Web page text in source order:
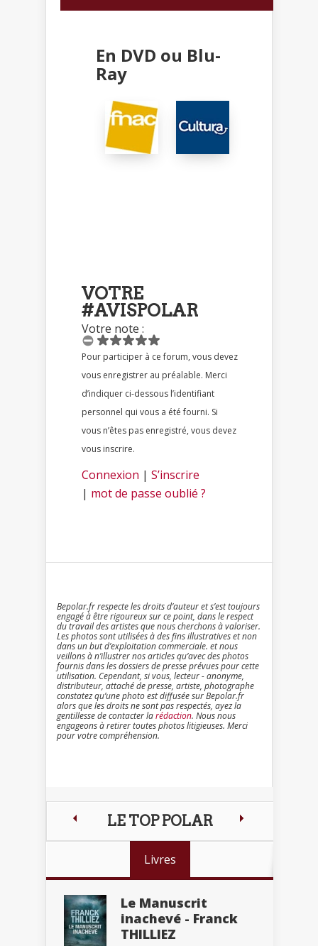
En DVD ou Blu-
Ray
VOTRE
#AVISPOLAR
Votre note :
Pour participer à ce forum, vous devez
vous enregistrer au préalable. Merci
d’indiquer ci-dessous l’identifiant
personnel qui vous a été fourni. Si
vous n’êtes pas enregistré, vous devez
vous inscrire.
Connexion | S’inscrire
| mot de passe oublié ?
Bepolar.fr respecte les droits d’auteur et s’est toujours
engagé à être rigoureux sur ce point, dans le respect
du travail des artistes que nous cherchons à valoriser.
Les photos sont utilisées à des fins illustratives et non
dans un but d’exploitation commerciale. et nous
veillons à n’illustrer nos articles qu’avec des photos
fournis dans les dossiers de presse prévues pour cette
utilisation. Cependant, si vous, lecteur - anonyme,
distributeur, attaché de presse, artiste, photographe
constatez qu’une photo est diffusée sur Bepolar.fr
alors que les droits ne sont pas respectés, ayez la
gentillesse de contacter larédaction. Nous nous
engageons à retirer toutes photos litigieuses. Merci
pour votre compréhension.
LE TOP POLAR
Livres
Le Manuscrit
inachevé - Franck
THILLIEZ